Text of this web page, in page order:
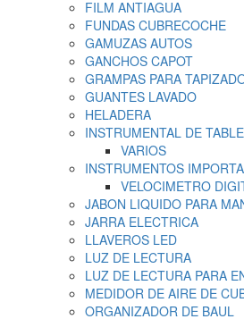
FILM ANTIAGUA
FUNDAS CUBRECOCHE
GAMUZAS AUTOS
GANCHOS CAPOT
GRAMPAS PARA
GUANTES LAVADO
HELADERA
INSTRUMENTAL DE
VARIOS
INSTRUMENTOS
VELOCIMETRO
JABON LIQUIDO PARA
JARRA ELECTRICA
LLAVEROS LED
LUZ DE LECTURA
LUZ DE LECTURA PARA
MEDIDOR DE AIRE DE
ORGANIZADOR DE BAUL